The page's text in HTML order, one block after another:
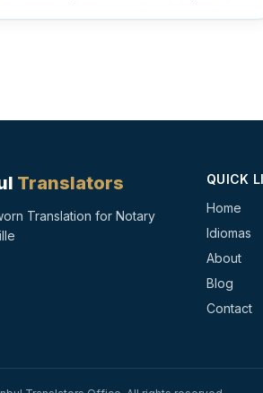
Translators
Translation for Notary
QUICK
Home
Idiomas
About
Blog
Contact